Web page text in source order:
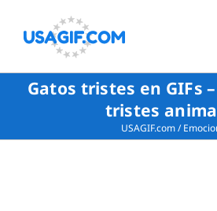
Gatos tristes en GIFs
tristes
USAGIF.com/